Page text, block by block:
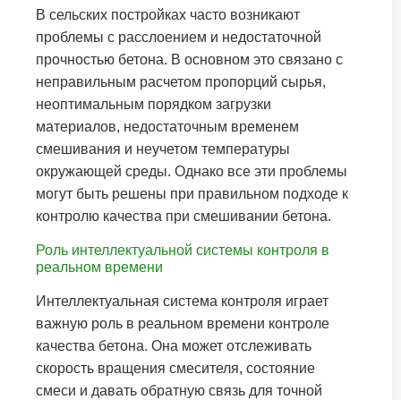
В сельских постройках часто возникают
проблемы с расслоением и недостаточной
прочностью бетона. В основном это связано с
неправильным расчетом пропорций сырья,
неоптимальным порядком загрузки
материалов, недостаточным временем
смешивания и неучетом температуры
окружающей среды. Однако все эти проблемы
могут быть решены при правильном подходе к
контролю качества при смешивании бетона.
Роль интеллектуальной системы контроля в
реальном времени
Интеллектуальная система контроля играет
важную роль в реальном времени контроле
качества бетона. Она может отслеживать
скорость вращения смесителя, состояние
смеси и давать обратную связь для точной